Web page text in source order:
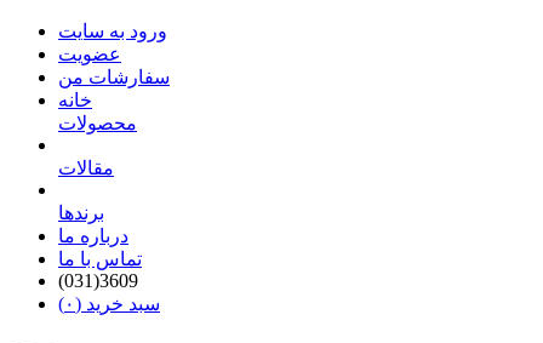
ورود به سایت
عضویت
سفارشات من
خانه
محصولات
مقالات
برندها
درباره ما
تماس با ما
(031)3609
سبد خرید (۰)